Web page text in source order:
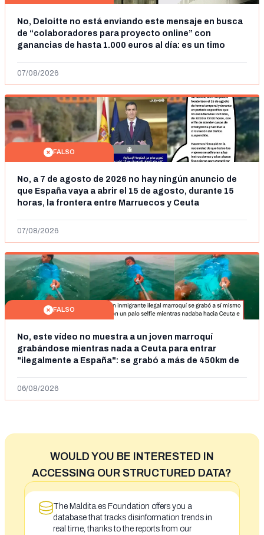
No, Deloitte no está enviando este mensaje en busca
de “colaboradores para proyecto online” con
ganancias de hasta 1.000 euros al día: es un timo
07/08/2026
FALSO
No, a 7 de agosto de 2026 no hay ningún anuncio de
que España vaya a abrir el 15 de agosto, durante 15
horas, la frontera entre Marruecos y Ceuta
07/08/2026
FALSO
No, este vídeo no muestra a un joven marroquí
grabándose mientras nada a Ceuta para entrar
"ilegalmente a España": se grabó a más de 450km de
06/08/2026
WOULD YOU BE INTERESTED IN
ACCESSING OUR STRUCTURED DATA?
The Maldita.es Foundation offers you a
database that tracks disinformation trends in
real time, thanks to the reports from our